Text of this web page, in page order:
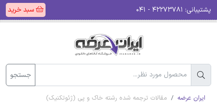
پشتیبانی: سبد خرید
جستجو
ایران عرضه مقالات ترجمه شده رشته خاک و پی (ژئوتکنیک)